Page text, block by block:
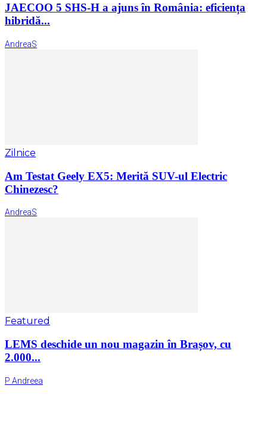
JAECOO 5 SHS-H a ajuns în România: eficiența
hibridă...
AndreaS
Zilnice
Am Testat Geely EX5: Merită SUV-ul Electric
Chinezesc?
AndreaS
Featured
LEMS deschide un nou magazin în Brașov, cu
2.000...
P Andreea